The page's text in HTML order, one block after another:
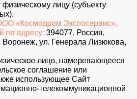
лицу (субъекту
«Космодром Экспосервис»,
по адресу: 394077, Россия,
Воронеж, ул. Генерала Лизюкова,
лицо, намеревающееся
соглашение или
использующее Сайт
телекоммуникационной